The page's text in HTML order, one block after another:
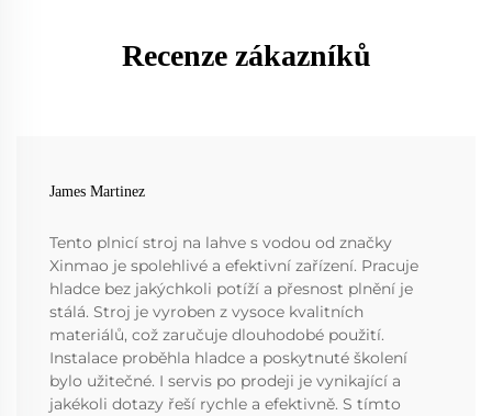
Recenze zákazníků
James Martinez
Tento plnicí stroj na lahve s vodou od značky
Xinmao je spolehlivé a efektivní zařízení. Pracuje
hladce bez jakýchkoli potíží a přesnost plnění je
stálá. Stroj je vyroben z vysoce kvalitních
materiálů, což zaručuje dlouhodobé použití.
Instalace proběhla hladce a poskytnuté školení
bylo užitečné. I servis po prodeji je vynikající a
jakékoli dotazy řeší rychle a efektivně. S tímto